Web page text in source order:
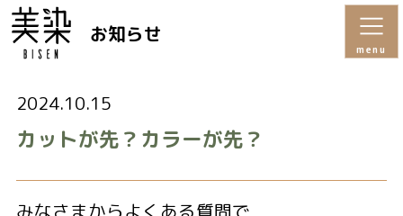
お知らせ
menu
2024.10.15
カットが先？カラーが先？
みなさまからよくある質問で